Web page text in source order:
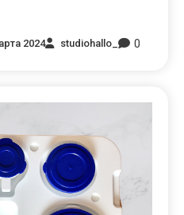
2024 studiohallo_ 0